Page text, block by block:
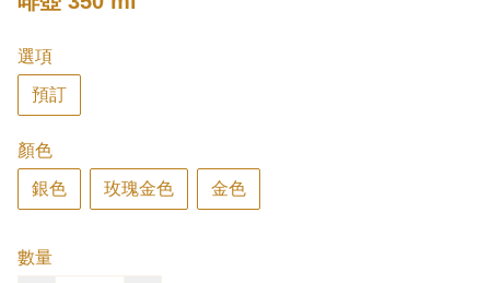
選項
預訂
顏色
銀色 玫瑰金色 金色
數量